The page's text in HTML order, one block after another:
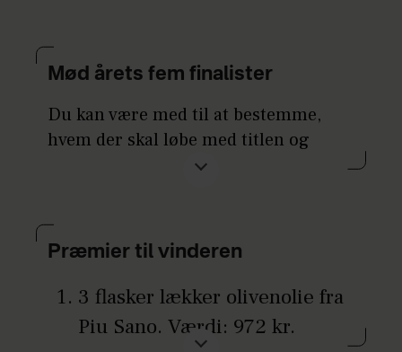
Mød årets fem finalister
Du kan være med til at bestemme,
hvem der skal løbe med titlen og
præmier til en værdi af mere en
m/k. I alt 147 kasseassistenter er
blevet indstillet af jer læsere, ud af
dem har vi valgt fem.
Hvem stemmer du på?
Præmier til vinderen
3 flasker lækker olivenolie fra
Piu Sano. Værdi: 972 kr.